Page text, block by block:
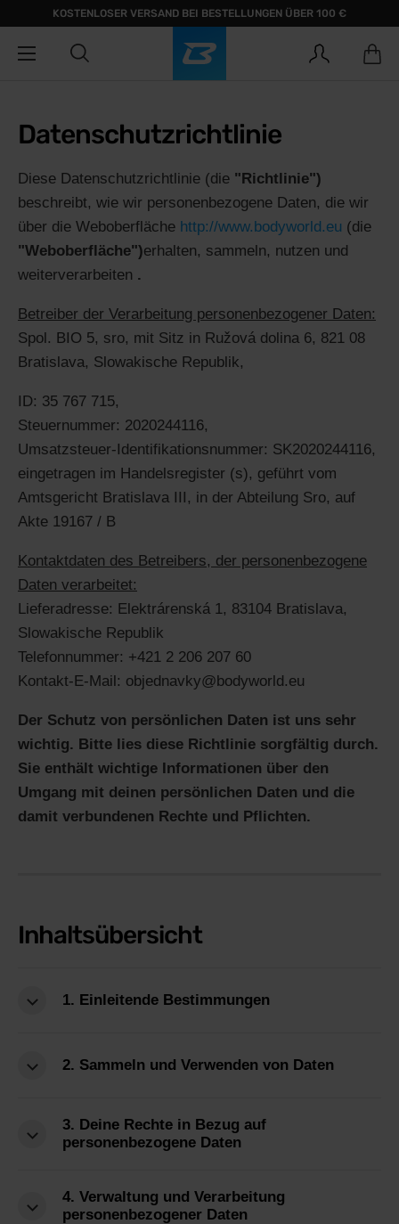
KOSTENLOSER VERSAND BEI BESTELLUNGEN ÜBER 100 €
Datenschutzrichtlinie
Diese Datenschutzrichtlinie (die "Richtlinie")
beschreibt, wie wir personenbezogene Daten, die wir
über die Weboberfläche http://www.bodyworld.eu (die
"Weboberfläche")erhalten, sammeln, nutzen und
weiterverarbeiten .
Betreiber der Verarbeitung personenbezogener Daten:
Spol. BIO 5, sro, mit Sitz in Ružová dolina 6, 821 08
Bratislava, Slowakische Republik,
ID: 35 767 715,
Steuernummer: 2020244116,
Umsatzsteuer-Identifikationsnummer: SK2020244116,
eingetragen im Handelsregister (s), geführt vom
Amtsgericht Bratislava III, in der Abteilung Sro, auf
Akte 19167 / B
Kontaktdaten des Betreibers, der personenbezogene
Daten verarbeitet:
Lieferadresse: Elektrárenská 1, 83104 Bratislava,
Slowakische Republik
Telefonnummer: +421 2 206 207 60
Kontakt-E-Mail: objednavky@bodyworld.eu
Der Schutz von persönlichen Daten ist uns sehr
wichtig. Bitte lies diese Richtlinie sorgfältig durch.
Sie enthält wichtige Informationen über den
Umgang mit deinen persönlichen Daten und die
damit verbundenen Rechte und Pflichten.
Inhaltsübersicht
1. Einleitende Bestimmungen
2. Sammeln und Verwenden von Daten
3. Deine Rechte in Bezug auf
personenbezogene Daten
4. Verwaltung und Verarbeitung
personenbezogener Daten